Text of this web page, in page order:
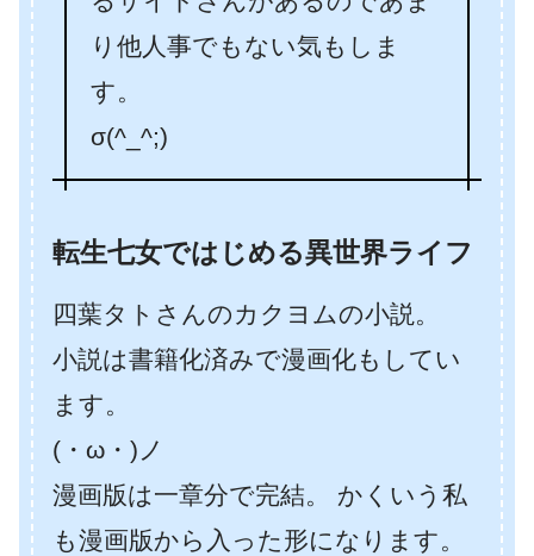
り他人事でもない気もしま
す。
σ(^_^;)
転生七女ではじめる異世界ライフ
四葉タトさんのカクヨムの小説。
小説は書籍化済みで漫画化もしてい
ます。
(・ω・)ノ
漫画版は一章分で完結。 かくいう私
も漫画版から入った形になります。